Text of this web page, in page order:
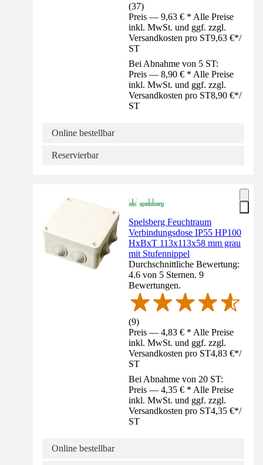
(37)
Preis — 9,63 € * Alle Preise
inkl. MwSt. und ggf. zzgl.
Versandkosten pro ST9,63 €*/
ST
Bei Abnahme von 5 ST:
Preis — 8,90 € * Alle Preise
inkl. MwSt. und ggf. zzgl.
Versandkosten pro ST8,90 €*/
ST
Online bestellbar
Reservierbar
Spelsberg Feuchtraum
Verbindungsdose IP55 HP100
HxBxT 113x113x58 mm grau
mit Stufennippel
Durchschnittliche Bewertung:
4.6 von 5 Sternen. 9
Bewertungen.
(9)
Preis — 4,83 € * Alle Preise
inkl. MwSt. und ggf. zzgl.
Versandkosten pro ST4,83 €*/
ST
Bei Abnahme von 20 ST:
Preis — 4,35 € * Alle Preise
inkl. MwSt. und ggf. zzgl.
Versandkosten pro ST4,35 €*/
ST
Online bestellbar